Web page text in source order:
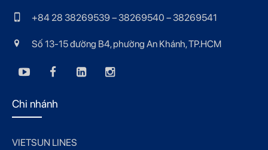
+84 28 38269539 – 38269540 – 38269541
Số 13-15 đường B4, phường An Khánh, TP.HCM
Chi nhánh
VIETSUN LINES